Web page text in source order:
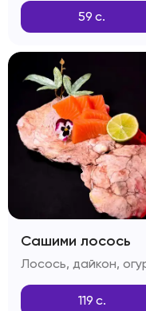
59 с.
Сашими лосось
119 с.